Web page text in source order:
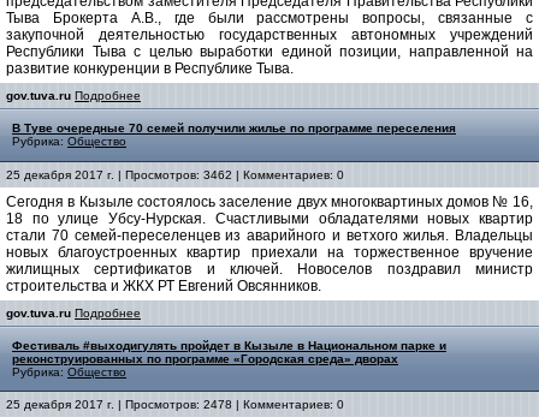
Тыва Брокерта А.В., где были рассмотрены вопросы, связанные с
закупочной деятельностью государственных автономных учреждений
Республики Тыва с целью выработки единой позиции, направленной на
развитие конкуренции в Республике Тыва.
gov.tuva.ru Подробнее
В Туве очередные 70 семей получили жилье по программе переселения
Рубрика: Общество
25 декабря 2017 г. | Просмотров: 3462 | Комментариев: 0
Сегодня в Кызыле состоялось заселение двух многоквартиных домов № 16,
18 по улице Убсу-Нурская. Счастливыми обладателями новых квартир
стали 70 семей-переселенцев из аварийного и ветхого жилья. Владельцы
новых благоустроенных квартир приехали на торжественное вручение
жилищных сертификатов и ключей. Новоселов поздравил министр
строительства и ЖКХ РТ Евгений Овсянников.
gov.tuva.ru Подробнее
Фестиваль #выходигулять пройдет в Кызыле в Национальном парке и
реконструированных по программе «Городская среда» дворах
Рубрика: Общество
25 декабря 2017 г. | Просмотров: 2478 | Комментариев: 0